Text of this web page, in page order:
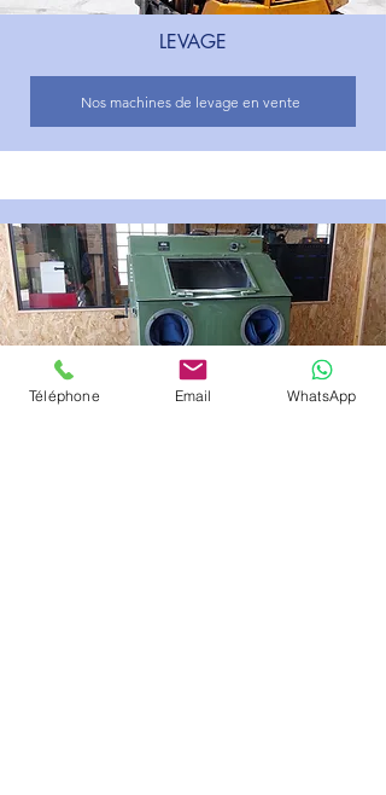
LEVAGE
Nos machines de levage en vente
Téléphone Email WhatsApp